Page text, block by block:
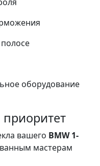
оборудование
вашего BMW 1-
мастерам